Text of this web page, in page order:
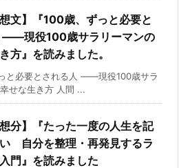
想文】『100歳、ずっと必要と
――現役100歳サラリーマンの
方』を読みました。
と必要とされる人 ――現役100歳サラ
せな生き方 人間 ...
想分】『たった一度の人生を記
自分を整理・再発見するラ
門』を読みました